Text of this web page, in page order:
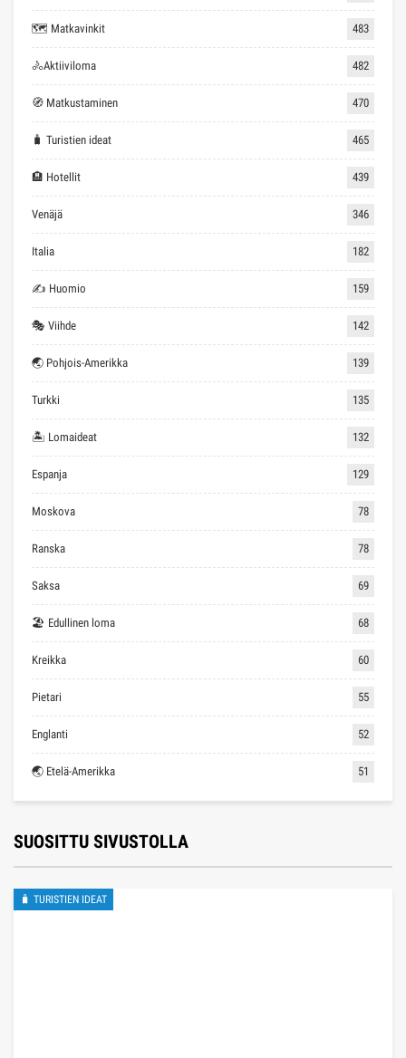
🗺 Matkavinkit 483
🚴Aktiiviloma 482
🧭 Matkustaminen 470
🧳 Turistien ideat 465
🏨 Hotellit 439
Venäjä 346
Italia 182
✍ Huomio 159
🎭 Viihde 142
🌏 Pohjois-Amerikka 139
Turkki 135
🏝 Lomaideat 132
Espanja 129
Moskova 78
Ranska 78
Saksa 69
🏖 Edullinen loma 68
Kreikka 60
Pietari 55
Englanti 52
🌏 Etelä-Amerikka 51
SUOSITTU SIVUSTOLLA
🧳 TURISTIEN IDEAT